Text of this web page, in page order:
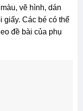
vẽ hình, dán
giấy. Các bé có thể
đề bài của phụ